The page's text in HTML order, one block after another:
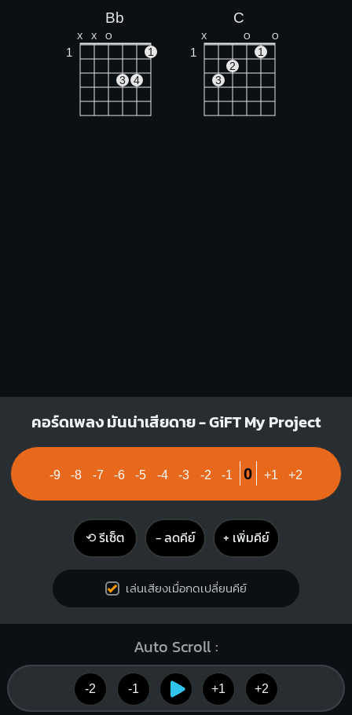
Bb
X X O
1 1
3 4
C
X O O
1
1
2
3
คอร์ดเพลง มันน่าเสียดาย - GiFT My Project
-9 -8 -7 -6 -5 -4 -3 -2 -1 0 +1 +2
⟲ รีเซ็ต − ลดคีย์ + เพิ่มคีย์
เล่นเสียงเมื่อกดเปลี่ยนคีย์
Auto Scroll :
-2 -1 +1 +2